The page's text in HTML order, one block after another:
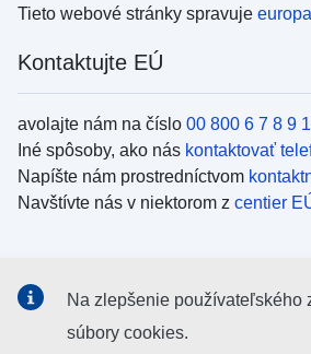
Tieto webové stránky spravuje
Kontaktujte EÚ
avolajte nám na číslo 00 800 6 7 8 9
Iné spôsoby, ako nás kontaktovať
Napíšte nám prostredníctvom
Navštívte nás v niektorom z centier
Kanály EÚ nasociálnych médiách
Na zlepšenie používateľského
súbory cookies.